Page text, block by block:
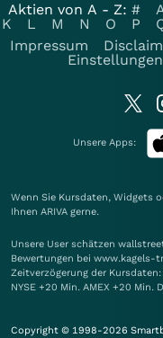
Aktien von A - Z: #
K
L M N O P
Impressum
Einstellungen
Unsere Apps:
Wenn Sie Kursdaten, Widgets
Ihnen ARIVA gerne.
Unsere User schätzen
Bewertungen bei www.kagels-
Zeitverzögerung der
NYSE +20 Min. AMEX +20 Min.
Copyright © 1998-2026